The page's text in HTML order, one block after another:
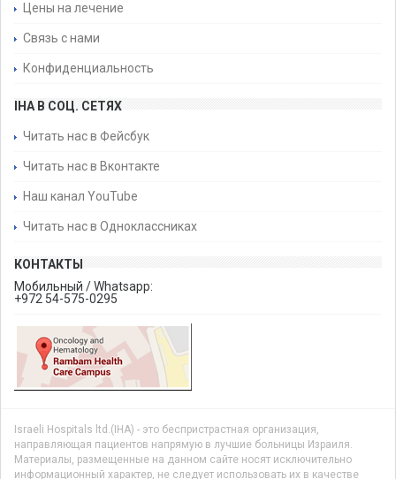
Цены на лечение
Связь с нами
Конфиденциальность
IHA В СОЦ. СЕТЯХ
Читать нас в Фейсбук
Читать нас в Вконтакте
Наш канал YouTube
Читать нас в Одноклассниках
КОНТАКТЫ
Мобильный / Whatsapp:
+972 54-575-0295
Israeli Hospitals ltd.(IHA) - это беспристрастная организация,
направляющая пациентов напрямую в лучшие больницы Израиля.
Материалы, размещенные на данном сайте носят исключительно
информационный характер, не следует использовать их в качестве